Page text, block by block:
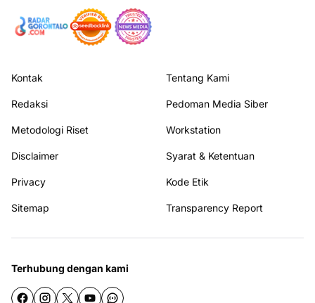
Kontak Tentang Kami
Redaksi Pedoman Media Siber
Metodologi Riset Workstation
Disclaimer Syarat & Ketentuan
Privacy Kode Etik
Sitemap Transparency Report
Terhubung dengan kami